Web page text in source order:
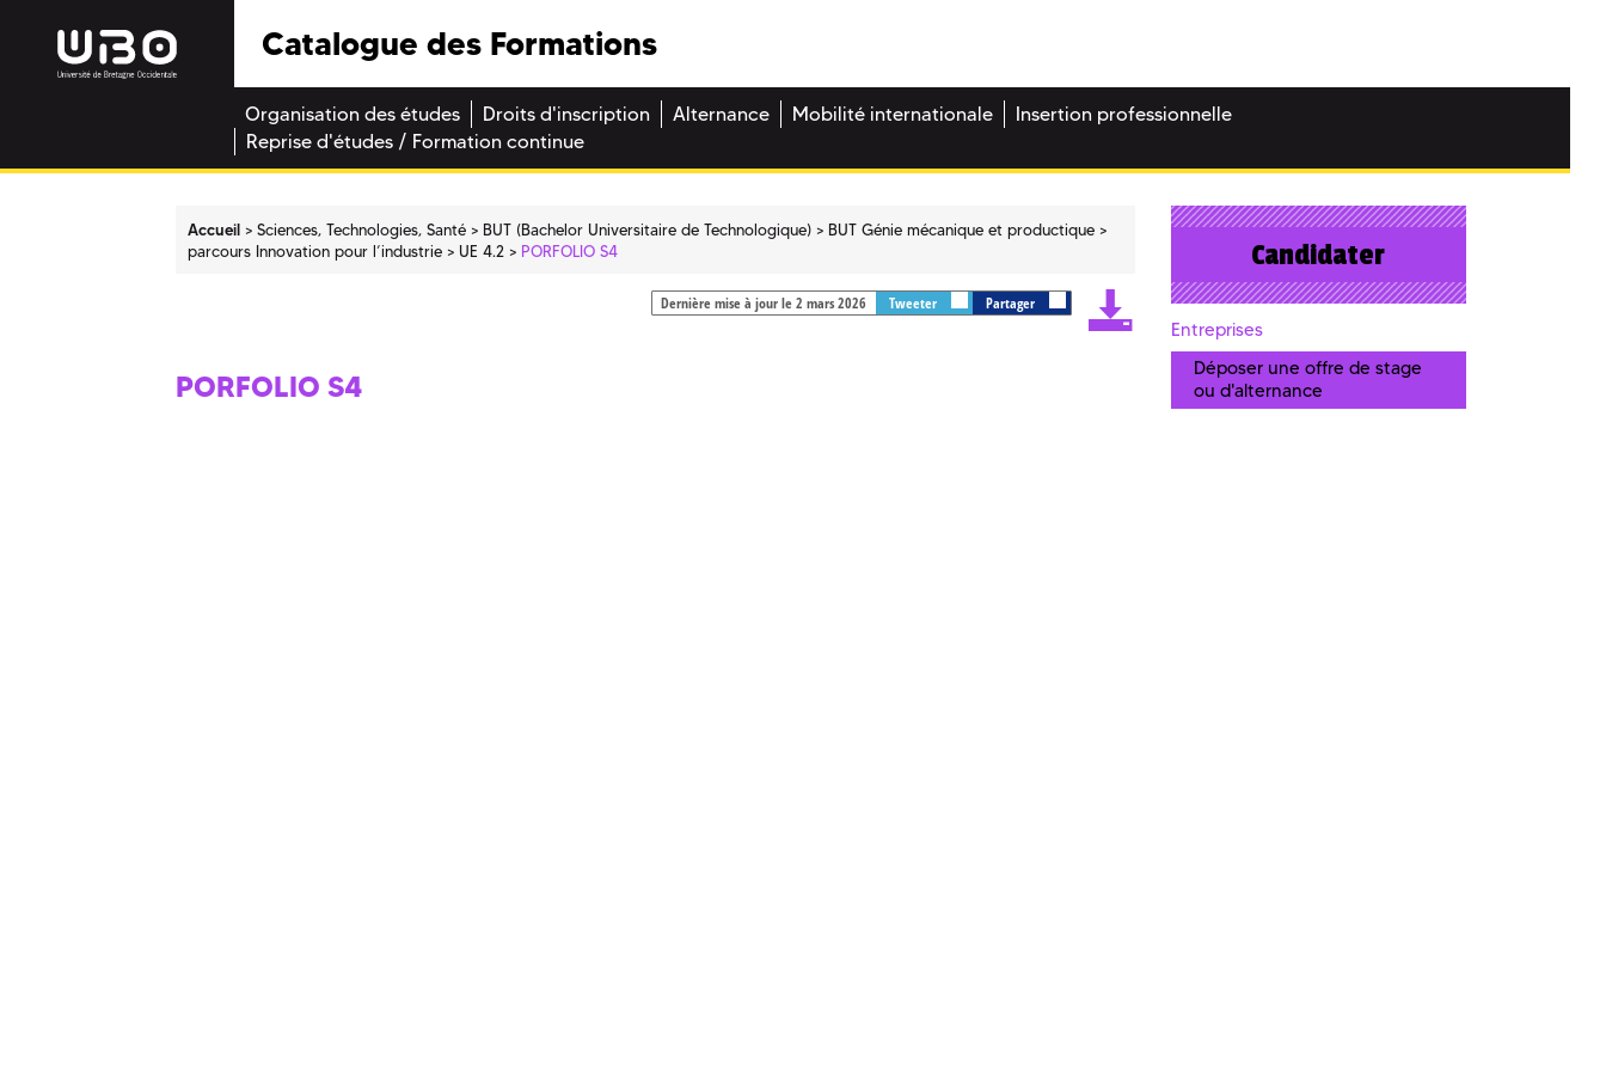
Catalogue des Formations
Organisation des études Droits d'inscription Alternance Mobilité internationale
Insertion professionnelle
Reprise d'études / Formation continue
Accueil Sciences, Technologies, Santé BUT (Bachelor Universitaire de Technologique)
BUT Génie mécanique et productique
parcours Innovation pour l’industrie
UE 4.2 PORFOLIO S4
Dernière mise à jour le 2 mars 2026 Tweeter Partager
PORFOLIO S4
Candidater
Entreprises
Déposer une offre de stage
ou d'alternance